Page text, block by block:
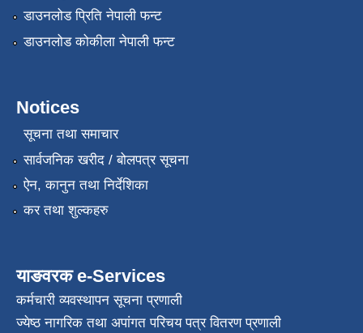
डाउनलोड प्रिति नेपाली फन्ट
डाउनलोड कोकीला नेपाली फन्ट
Notices
सूचना तथा समाचार
सार्वजनिक खरीद / बोलपत्र सूचना
ऐन, कानुन तथा निर्देशिका
कर तथा शुल्कहरु
याङवरक e-Services
कर्मचारी व्यवस्थापन सूचना प्रणाली
ज्येष्ठ नागरिक तथा अपांगत परिचय पत्र वितरण प्रणाली